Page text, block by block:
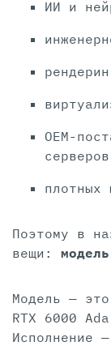
ИИ и
OEM-
плотных
Поэтому в
вещи: модель
Модель —
RTX 6000
Исполнение